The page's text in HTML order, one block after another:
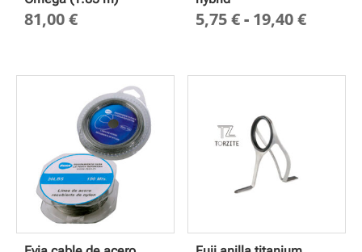
81,00€ 5,75€- 19,40€Rango
desde